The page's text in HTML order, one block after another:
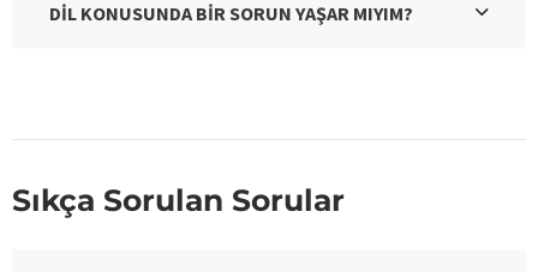
DİL KONUSUNDA BİR SORUN YAŞAR MIYIM?
Sıkça Sorulan Sorular